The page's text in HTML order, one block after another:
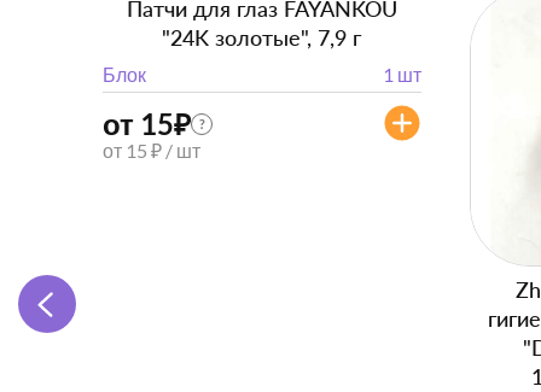
Патчи для глаз FAYANKOU
"24K золотые", 7,9 г
Блок 1 шт
от 15₽ ?
от 15 ₽ / шт